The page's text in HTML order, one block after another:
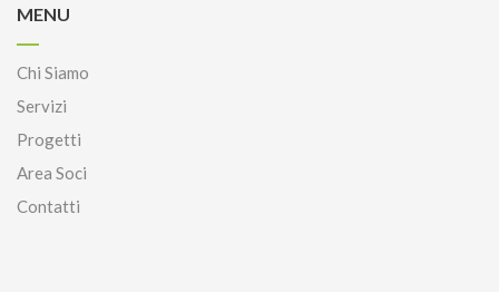
MENU
Chi Siamo
Servizi
Progetti
Area Soci
Contatti